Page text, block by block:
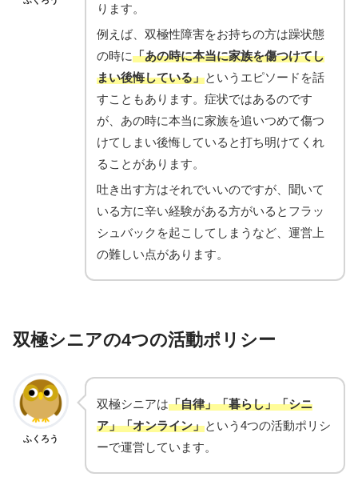
ります。
例えば、双極性障害をお持ちの方は躁状態
の時に「あの時に本当に家族を傷つけてし
まい後悔している」というエピソードを話
すこともあります。症状ではあるのです
が、あの時に本当に家族を追いつめて傷つ
けてしまい後悔していると打ち明けてくれ
ることがあります。
吐き出す方はそれでいいのですが、聞いて
いる方に辛い経験がある方がいるとフラッ
シュバックを起こしてしまうなど、運営上
の難しい点があります。
双極シニアの4つの活動ポリシー
ふくろう
双極シニアは「自律」「暮らし」「シニ
ア」「オンライン」という4つの活動ポリシ
ーで運営しています。